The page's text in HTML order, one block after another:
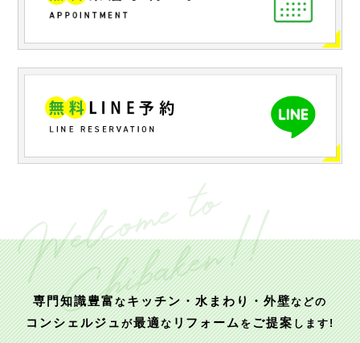
専門知識豊富なキッチン・水まわり・外壁などの
コンシェルジュが最適なリフォームをご提案します!